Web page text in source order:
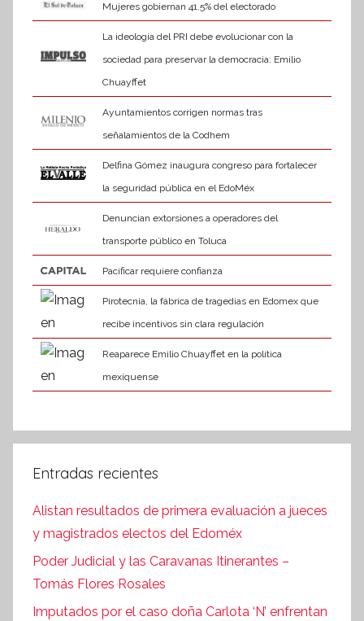
Mujeres gobiernan 41.5% del electorado
La ideología del PRI debe evolucionar con la
sociedad para preservar la democracia: Emilio
Chuayffet
Ayuntamientos corrigen normas tras
señalamientos de la Codhem
Delfina Gómez inaugura congreso para fortalecer
la seguridad pública en el EdoMéx
Denuncian extorsiones a operadores del
transporte público en Toluca
Pacificar requiere confianza
Pirotecnia, la fábrica de tragedias en Edomex que
recibe incentivos sin clara regulación
Reaparece Emilio Chuayffet en la política
mexiquense
Entradas recientes
Alistan resultados de primera evaluación a jueces
y magistrados electos del Edoméx
Poder Judicial y las Caravanas Itinerantes –
Tomás Flores Rosales
Imputados por el caso doña Carlota ‘N’ enfrentan